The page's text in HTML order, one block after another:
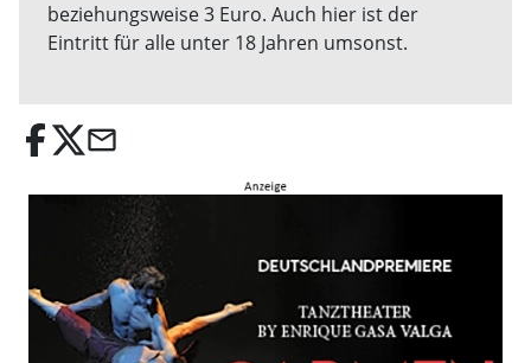
beziehungsweise 3 Euro. Auch hier ist der
Eintritt für alle unter 18 Jahren umsonst.
email